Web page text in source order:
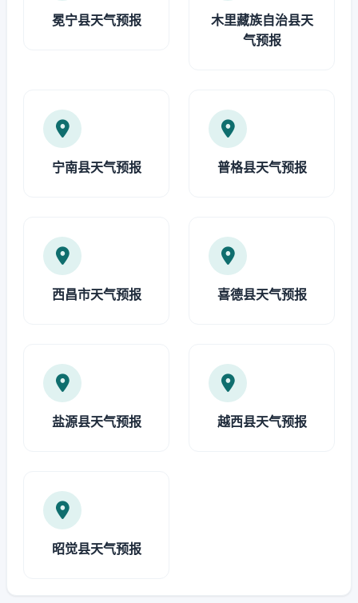
冕宁县天气预报
木里藏族自治县天
气预报
宁南县天气预报 普格县天气预报
西昌市天气预报 喜德县天气预报
盐源县天气预报 越西县天气预报
昭觉县天气预报